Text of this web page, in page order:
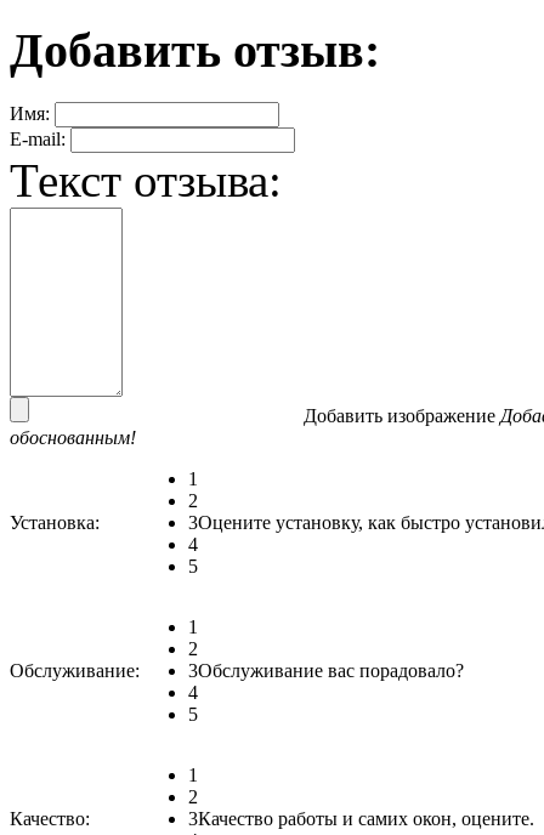
Добавить отзыв:
Имя:
E-mail:
Текст отзыва:
Добавить изображение
обоснованным!
Установка:
1
2
3
4
5
Оцените установку, как быстро
Обслуживание:
1
2
3
4
5
Обслуживание вас порадовало?
Качество:
1
2
3Качество работы и самих окон, оцените.